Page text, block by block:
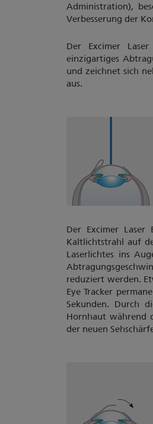
Administration),
Verbesserung der
Der Excimer
einzigartiges
und zeichnet sich
aus.
Der Excimer
Kaltlichtstrahl auf
Laserlichtes ins
reduziert werden.
Eye Tracker
Sekunden. Durch
Hornhaut während
der neuen